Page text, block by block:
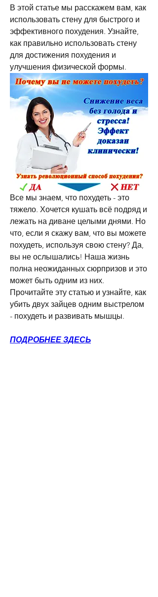
В этой статье мы расскажем вам, как
использовать стену для быстрого и
эффективного похудения. Узнайте,
как правильно использовать стену
для достижения похудения и
улучшения физической формы.
Все мы знаем, что похудеть - это
тяжело. Хочется кушать всё подряд и
лежать на диване целыми днями. Но
что, если я скажу вам, что вы можете
похудеть, используя свою стену? Да,
вы не ослышались! Наша жизнь
полна неожиданных сюрпризов и это
может быть одним из них.
Прочитайте эту статью и узнайте, как
убить двух зайцев одним выстрелом
- похудеть и развивать мышцы.
ПОДРОБНЕЕ ЗДЕСЬ